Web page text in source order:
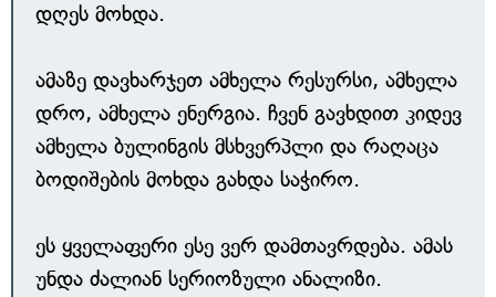
დღეს მოხდა.
ამაზე დავხარჯეთ ამხელა რესურსი, ამხელა
დრო, ამხელა ენერგია. ჩვენ გავხდით კიდევ
ამხელა ბულინგის მსხვერპლი და რაღაცა
ბოდიშების მოხდა გახდა საჭირო.
ეს ყველაფერი ესე ვერ დამთავრდება. ამას
უნდა ძალიან სერიოზული ანალიზი.